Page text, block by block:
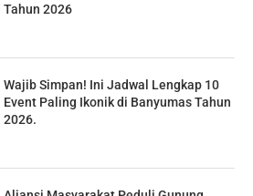
Tahun 2026
Wajib Simpan! Ini Jadwal Lengkap 10
Event Paling Ikonik di Banyumas Tahun
2026.